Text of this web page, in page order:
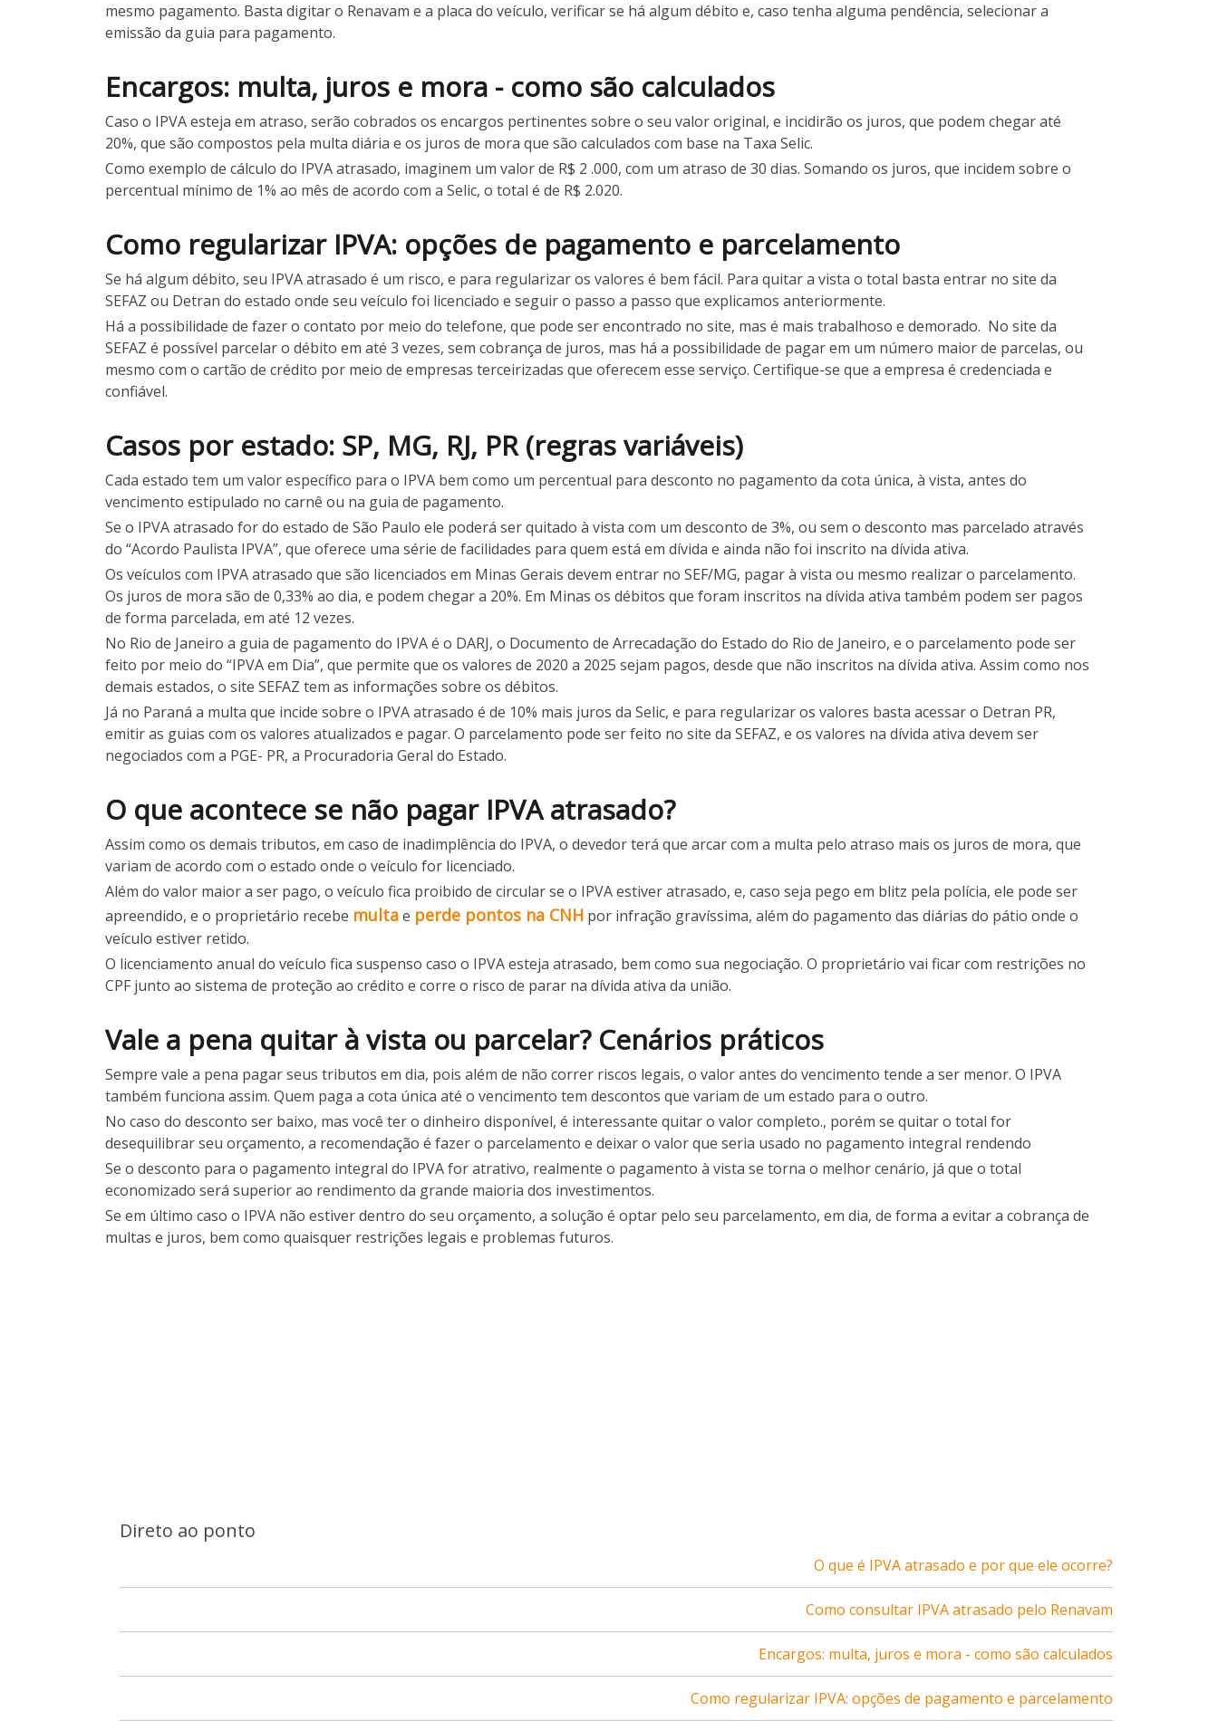
mesmo pagamento. Basta digitar o Renavam e a placa do veículo, verificar se há algum débito e, caso tenha alguma pendência, selecionar a
emissão da guia para pagamento.
Encargos: multa, juros e mora - como são calculados
Caso o IPVA esteja em atraso, serão cobrados os encargos pertinentes sobre o seu valor original, e incidirão os juros, que podem chegar até
20%, que são compostos pela multa diária e os juros de mora que são calculados com base na Taxa Selic.
Como exemplo de cálculo do IPVA atrasado, imaginem um valor de R$ 2 .000, com um atraso de 30 dias. Somando os juros, que incidem sobre o
percentual mínimo de 1% ao mês de acordo com a Selic, o total é de R$ 2.020.
Como regularizar IPVA: opções de pagamento e parcelamento
Se há algum débito, seu IPVA atrasado é um risco, e para regularizar os valores é bem fácil. Para quitar a vista o total basta entrar no site da
SEFAZ ou Detran do estado onde seu veículo foi licenciado e seguir o passo a passo que explicamos anteriormente.
Há a possibilidade de fazer o contato por meio do telefone, que pode ser encontrado no site, mas é mais trabalhoso e demorado. No site da
SEFAZ é possível parcelar o débito em até 3 vezes, sem cobrança de juros, mas há a possibilidade de pagar em um número maior de parcelas, ou
mesmo com o cartão de crédito por meio de empresas terceirizadas que oferecem esse serviço. Certifique-se que a empresa é credenciada e
confiável.
Casos por estado: SP, MG, RJ, PR (regras variáveis)
Cada estado tem um valor específico para o IPVA bem como um percentual para desconto no pagamento da cota única, à vista, antes do
vencimento estipulado no carnê ou na guia de pagamento.
Se o IPVA atrasado for do estado de São Paulo ele poderá ser quitado à vista com um desconto de 3%, ou sem o desconto mas parcelado através
do “Acordo Paulista IPVA”, que oferece uma série de facilidades para quem está em dívida e ainda não foi inscrito na dívida ativa.
Os veículos com IPVA atrasado que são licenciados em Minas Gerais devem entrar no SEF/MG, pagar à vista ou mesmo realizar o parcelamento.
Os juros de mora são de 0,33% ao dia, e podem chegar a 20%. Em Minas os débitos que foram inscritos na dívida ativa também podem ser pagos
de forma parcelada, em até 12 vezes.
No Rio de Janeiro a guia de pagamento do IPVA é o DARJ, o Documento de Arrecadação do Estado do Rio de Janeiro, e o parcelamento pode ser
feito por meio do “IPVA em Dia”, que permite que os valores de 2020 a 2025 sejam pagos, desde que não inscritos na dívida ativa. Assim como nos
demais estados, o site SEFAZ tem as informações sobre os débitos.
Já no Paraná a multa que incide sobre o IPVA atrasado é de 10% mais juros da Selic, e para regularizar os valores basta acessar o Detran PR,
emitir as guias com os valores atualizados e pagar. O parcelamento pode ser feito no site da SEFAZ, e os valores na dívida ativa devem ser
negociados com a PGE- PR, a Procuradoria Geral do Estado.
O que acontece se não pagar IPVA atrasado?
Assim como os demais tributos, em caso de inadimplência do IPVA, o devedor terá que arcar com a multa pelo atraso mais os juros de mora, que
variam de acordo com o estado onde o veículo for licenciado.
Além do valor maior a ser pago, o veículo fica proibido de circular se o IPVA estiver atrasado, e, caso seja pego em blitz pela polícia, ele pode ser
apreendido, e o proprietário recebe multae perde pontos na CNH por infração gravíssima, além do pagamento das diárias do pátio onde o
veículo estiver retido.
O licenciamento anual do veículo fica suspenso caso o IPVA esteja atrasado, bem como sua negociação. O proprietário vai ficar com restrições no
CPF junto ao sistema de proteção ao crédito e corre o risco de parar na dívida ativa da união.
Vale a pena quitar à vista ou parcelar? Cenários práticos
Sempre vale a pena pagar seus tributos em dia, pois além de não correr riscos legais, o valor antes do vencimento tende a ser menor. O IPVA
também funciona assim. Quem paga a cota única até o vencimento tem descontos que variam de um estado para o outro.
No caso do desconto ser baixo, mas você ter o dinheiro disponível, é interessante quitar o valor completo., porém se quitar o total for
desequilibrar seu orçamento, a recomendação é fazer o parcelamento e deixar o valor que seria usado no pagamento integral rendendo
Se o desconto para o pagamento integral do IPVA for atrativo, realmente o pagamento à vista se torna o melhor cenário, já que o total
economizado será superior ao rendimento da grande maioria dos investimentos.
Se em último caso o IPVA não estiver dentro do seu orçamento, a solução é optar pelo seu parcelamento, em dia, de forma a evitar a cobrança de
multas e juros, bem como quaisquer restrições legais e problemas futuros.
Direto ao ponto
O que é IPVA atrasado e por que ele ocorre?
Como consultar IPVA atrasado pelo Renavam
Encargos: multa, juros e mora - como são calculados
Como regularizar IPVA: opções de pagamento e parcelamento